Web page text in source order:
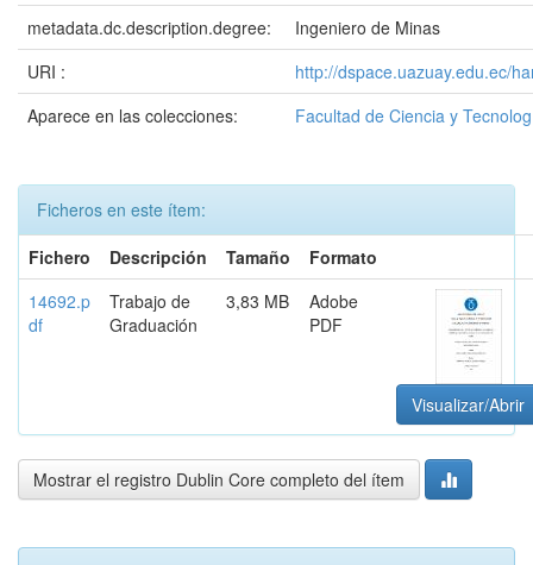
metadata.dc.description.degree:
Ingeniero de Minas
URI :
http://dspace.uazuay.edu.ec/
Aparece en las colecciones:
Facultad de Ciencia y
Ficheros en este ítem:
Fichero
Descripción Tamaño
Formato
14692.p
df
Trabajo de
Graduación
3,83 MB
Adobe
PDF
Visualizar/Abrir
Mostrar el registro Dublin Core completo del ítem